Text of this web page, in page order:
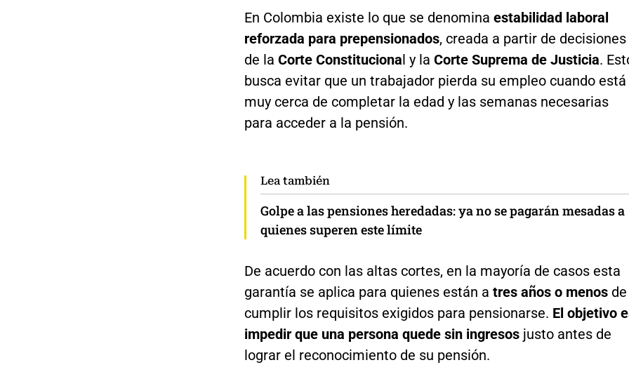
En Colombia existe lo que se denomina estabilidad laboral
reforzada para prepensionados, creada a partir de decisiones
de la Corte Constitucional y la Corte Suprema de Justicia.
busca evitar que un trabajador pierda su empleo cuando está
muy cerca de completar la edad y las semanas necesarias
para acceder a la pensión.
Lea también
Golpe a las pensiones heredadas: ya no se pagarán mesadas a
quienes superen este límite
De acuerdo con las altas cortes, en la mayoría de casos esta
garantía se aplica para quienes están a tres años o menosde
cumplir los requisitos exigidos para pensionarse. El objetivo
impedir que una persona quede sin ingresos justo antes de
lograr el reconocimiento de su pensión.